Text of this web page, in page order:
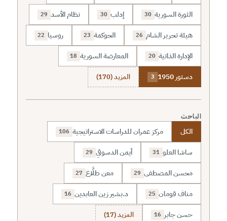
الثورة السورية 30 إدلب 30 نظام الأسد 29
هيئة تحرير الشام 26 الحوكمة 23 روسيا 22
الإدارة الذاتية 20 المعارضة السورية 18
دستور 1950 3 المزيد (170)
الباحث
الكل مركز عمران للدراسات الاستراتيجية 106
ساشا العلو 31 أيمن الدسوقي 29
محسن المصطفى 29 معن طلَّاع 27
مناف قومان 25 د.بشير زين العابدين 16
حسن جابر 16 المزيد (17)